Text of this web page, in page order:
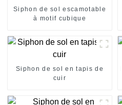
Siphon de sol escamotable
à motif cubique
Siphon de sol en tapis de
cuir